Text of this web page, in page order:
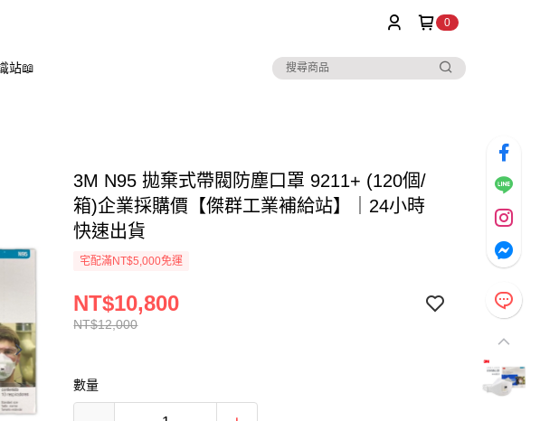
0
站📖
3M N95 拋棄式帶閥防塵口罩 9211+ (120個/
箱)企業採購價【傑群工業補給站】｜24小時
快速出貨
宅配滿NT$5,000免運
NT$12,000
NT$10,800
數量